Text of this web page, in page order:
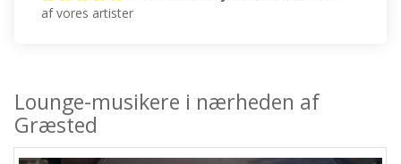
af vores artister
Lounge-musikere i nærheden af
Græsted